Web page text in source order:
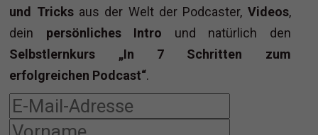
und Tricksaus der Welt der Podcaster, Videos,
dein persönliches Intro und natürlich den
Selbstlernkurs „In 7 Schritten zum
erfolgreichen Podcast“.